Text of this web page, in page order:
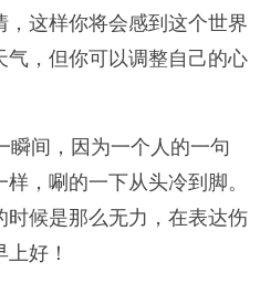
这样你将会感到这个世界
气，但你可以调整自己的心
瞬间，因为一个人的一句
，唰的一下从头冷到脚。
候是那么无力，在表达伤
好！